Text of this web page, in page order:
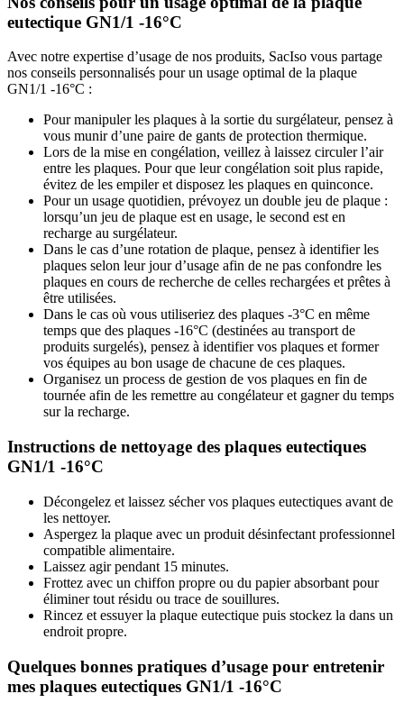
eutectique GN1/1 -16°C
Avec notre expertise d’usage de nos produits, SacIso vous partage
nos conseils personnalisés pour un usage optimal de la plaque
GN1/1 -16°C :
Pour manipuler les plaques à la sortie du surgélateur, pensez à
vous munir d’une paire de gants de protection thermique.
Lors de la mise en congélation, veillez à laissez circuler l’air
entre les plaques. Pour que leur congélation soit plus rapide,
évitez de les empiler et disposez les plaques en quinconce.
Pour un usage quotidien, prévoyez un double jeu de plaque :
lorsqu’un jeu de plaque est en usage, le second est en
recharge au surgélateur.
Dans le cas d’une rotation de plaque, pensez à identifier les
plaques selon leur jour d’usage afin de ne pas confondre les
plaques en cours de recherche de celles rechargées et prêtes à
être utilisées.
Dans le cas où vous utiliseriez des plaques -3°C en même
temps que des plaques -16°C (destinées au transport de
produits surgelés), pensez à identifier vos plaques et former
vos équipes au bon usage de chacune de ces plaques.
Organisez un process de gestion de vos plaques en fin de
tournée afin de les remettre au congélateur et gagner du temps
sur la recharge.
Instructions de nettoyage des plaques eutectiques
GN1/1 -16°C
Décongelez et laissez sécher vos plaques eutectiques avant de
les nettoyer.
Aspergez la plaque avec un produit désinfectant professionnel
compatible alimentaire.
Laissez agir pendant 15 minutes.
Frottez avec un chiffon propre ou du papier absorbant pour
éliminer tout résidu ou trace de souillures.
Rincez et essuyer la plaque eutectique puis stockez la dans un
endroit propre.
Quelques bonnes pratiques d’usage pour entretenir
mes plaques eutectiques GN1/1 -16°C